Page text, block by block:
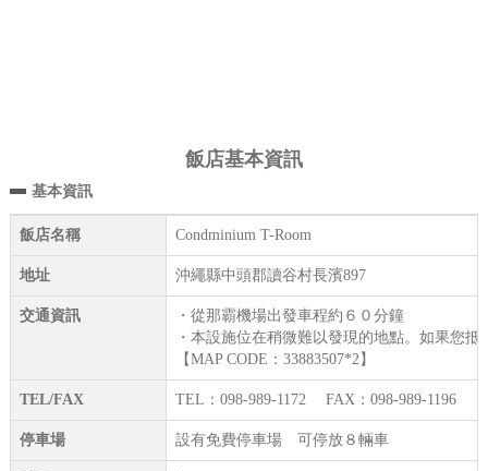
飯店基本資訊
基本資訊
飯店名稱 Condminium T-Room
地址 沖繩縣中頭郡讀谷村長濱897
交通資訊
・從那霸機場出發車程約６０分鐘
・本設施位在稍微難以發現的地點。如果您
【MAP CODE：33883507*2】
TEL/FAX TEL：098-989-1172 FAX：098-989-1196
停車場 設有免費停車場 可停放８輛車